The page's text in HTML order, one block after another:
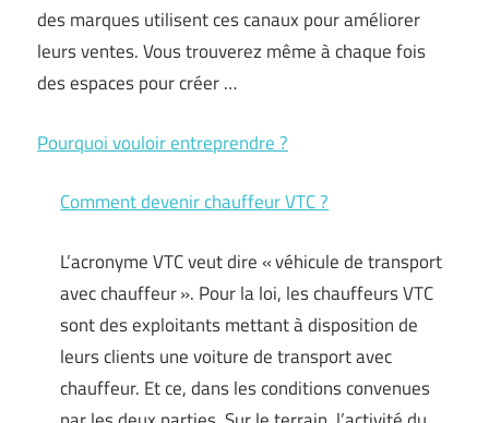
des marques utilisent ces canaux pour améliorer
leurs ventes. Vous trouverez même à chaque fois
des espaces pour créer …
Pourquoi vouloir entreprendre ?
Comment devenir chauffeur VTC ?
L’acronyme VTC veut dire « véhicule de transport
avec chauffeur ». Pour la loi, les chauffeurs VTC
sont des exploitants mettant à disposition de
leurs clients une voiture de transport avec
chauffeur. Et ce, dans les conditions convenues